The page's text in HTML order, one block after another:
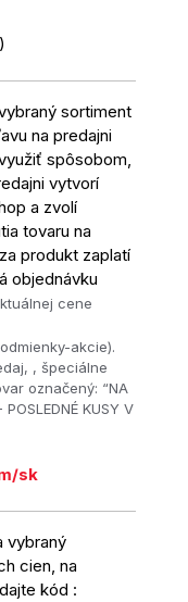
sortiment
na predajni
spôsobom,
vytvorí
a zvolí
tovaru na
produkt zaplatí
objednávku
cene
akcie).
, špeciálne
označený: “NA
KUSY V
sk
vybraný
cien, na
kód :